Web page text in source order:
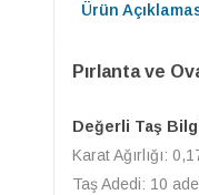
Ürün
Pırlanta ve
Değerli Taş
Karat Ağırlığı:
Taş Adedi: 10